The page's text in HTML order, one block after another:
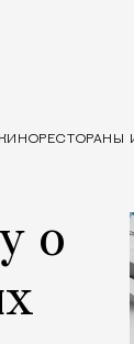
КИНОРЕСТОРАНЫ
о